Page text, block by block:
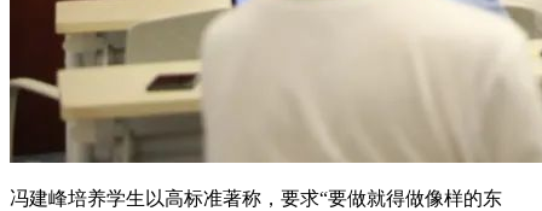
冯建峰培养学生以高标准著称，要求“要做就得做像样的东